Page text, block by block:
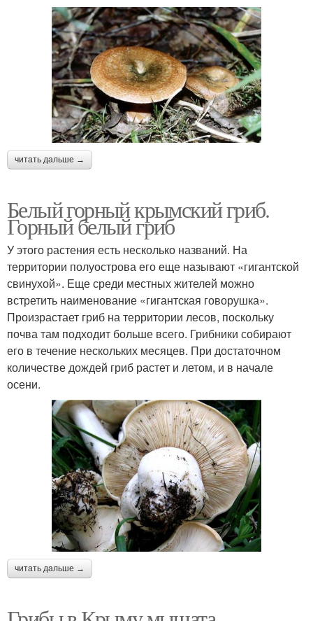
читать дальше →
Белый горный крымский гриб.
Горный белый гриб
У этого растения есть несколько названий. На
территории полуострова его еще называют «гигантской
свинухой». Еще среди местных жителей можно
встретить наименование «гигантская говорушка».
Произрастает гриб на территории лесов, поскольку
почва там подходит больше всего. Грибники собирают
его в течение нескольких месяцев. При достаточном
количестве дождей гриб растет и летом, и в начале
осени.
читать дальше →